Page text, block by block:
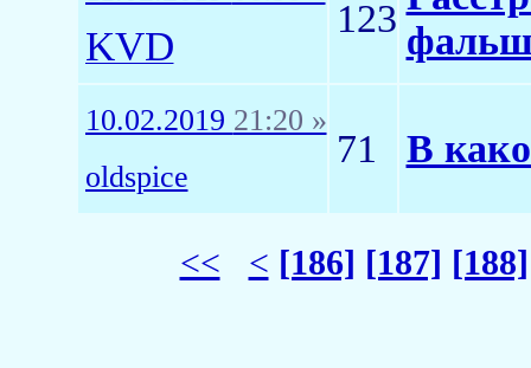
KVD
123
10.02.2019 21:20 »
oldspice
71 В
<< < [186] [187] [188]